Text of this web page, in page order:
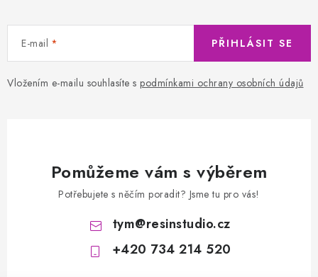
E-mail
Vložením e-mailu souhlasíte s podmínkami ochrany osobních údajů
PŘIHLÁSIT SE
Pomůžeme vám s výběrem
Potřebujete s něčím poradit? Jsme tu pro vás!
tym@resinstudio.cz
+420 734 214 520